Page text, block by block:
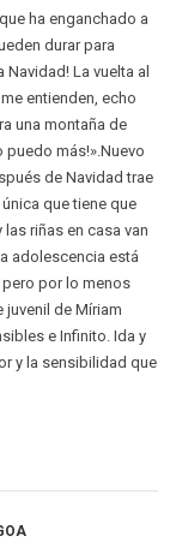
ha enganchado a
durar para
La vuelta al
entienden, echo
una montaña de
puedo más!».Nuevo
de Navidad trae
que tiene que
riñas en casa van
adolescencia está
pero por lo menos
juvenil de Míriam
e Infinito. Ida y
y la sensibilidad que